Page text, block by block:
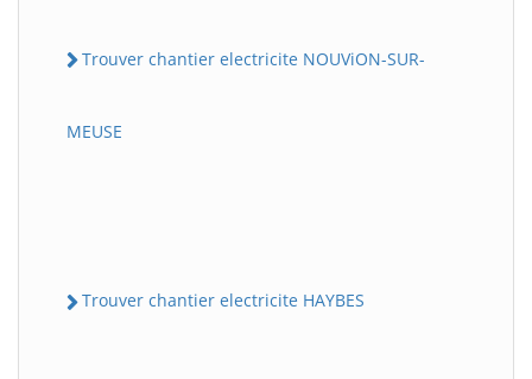
Trouver chantier electricite NOUViON-SUR-
MEUSE
Trouver chantier electricite HAYBES